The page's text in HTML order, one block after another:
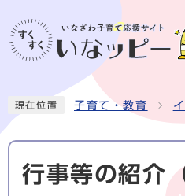
現在位置 子育て・教育
行事等の紹介